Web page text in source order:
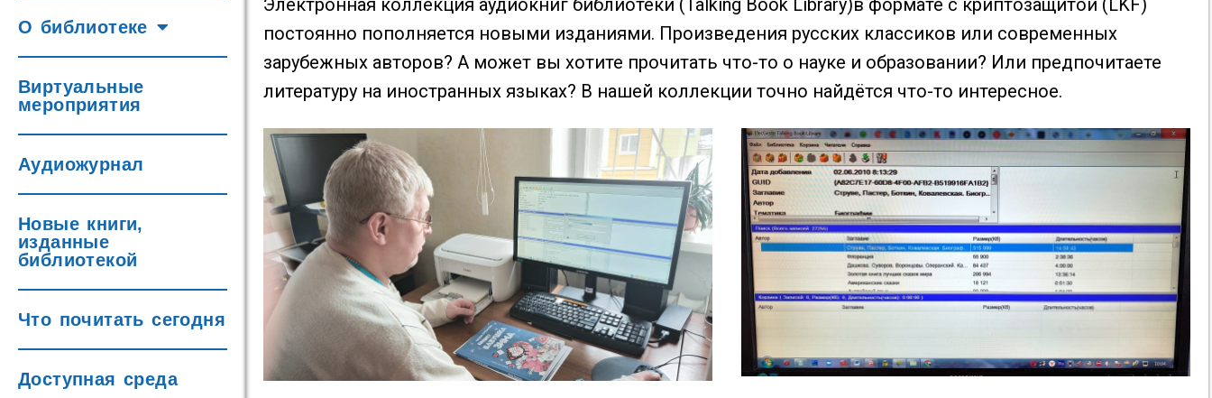
О библиотеке
Виртуальные
мероприятия
Аудиожурнал
Новые книги,
изданные
библиотекой
Что почитать сегодня
Доступная среда
Электронная коллекция аудиокниг библиотеки (Talking Book Library)в формате с криптозащитой (LKF)
постоянно пополняется новыми изданиями. Произведения русских классиков или современных
зарубежных авторов? А может вы хотите прочитать что-то о науке и образовании? Или предпочитаете
литературу на иностранных языках? В нашей коллекции точно найдётся что-то интересное.